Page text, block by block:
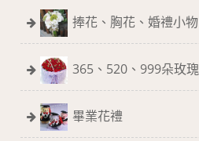
捧花、胸花、婚禮小物
365、520、999朵玫瑰
畢業花禮